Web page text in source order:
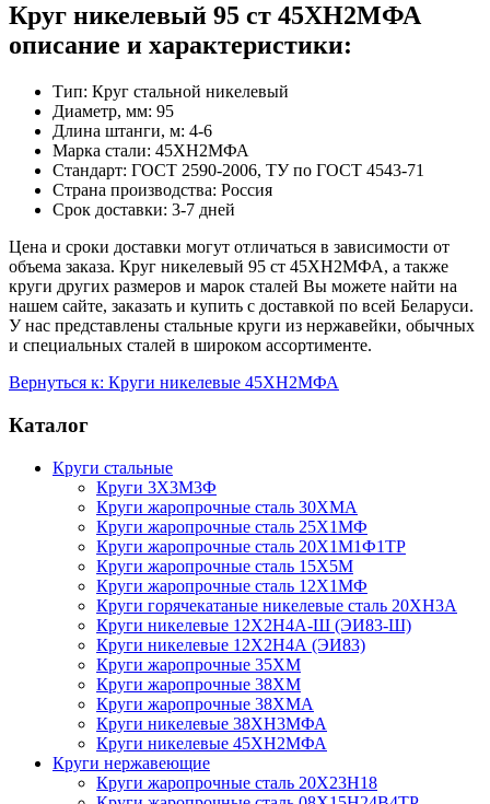
Круг никелевый 95 ст 45ХН2МФА
описание и характеристики:
Тип: Круг стальной никелевый
Диаметр, мм: 95
Длина штанги, м: 4-6
Марка стали: 45ХН2МФА
Стандарт: ГОСТ 2590-2006, ТУ по ГОСТ 4543-71
Страна производства: Россия
Срок доставки: 3-7 дней
Цена и сроки доставки могут отличаться в зависимости от
объема заказа. Круг никелевый 95 ст 45ХН2МФА, а также
круги других размеров и марок сталей Вы можете найти на
нашем сайте, заказать и купить с доставкой по всей Беларуси.
У нас представлены стальные круги из нержавейки, обычных
и специальных сталей в широком ассортименте.
Вернуться к: Круги никелевые 45ХН2МФА
Каталог
Круги стальные
Круги 3Х3М3Ф
Круги жаропрочные сталь 30ХМА
Круги жаропрочные сталь 25Х1МФ
Круги жаропрочные сталь 20Х1М1Ф1ТР
Круги жаропрочные сталь 15Х5М
Круги жаропрочные сталь 12Х1МФ
Круги горячекатаные никелевые сталь 20ХН3А
Круги никелевые 12Х2Н4А-Ш (ЭИ83-Ш)
Круги никелевые 12Х2Н4А (ЭИ83)
Круги жаропрочные 35ХМ
Круги жаропрочные 38ХМ
Круги жаропрочные 38ХМА
Круги никелевые 38XH3MФА
Круги никелевые 45ХН2МФА
Круги нержавеющие
Круги жаропрочные сталь 20Х23Н18